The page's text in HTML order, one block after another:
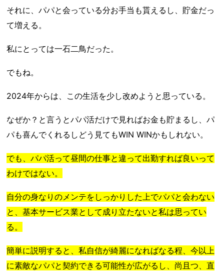
それに、パパと会っている分お手当も貰えるし、貯金だっ
て増える。
私にとっては一石二鳥だった。
でもね。
2024年からは、この生活を少し改めようと思っている。
なぜか？と言うとパパ活だけで見ればお金も貯まるし、パ
パも喜んでくれるしどう見てもWIN WINかもしれない。
でも、パパ活って昼間の仕事と違って出勤すれば良いって
わけではない。
自分の身なりのメンテをしっかりした上でパパと会わない
と、基本サービス業として成り立たないと私は思ってい
る。
簡単に説明すると、私自信が綺麗になればなる程、今以上
に素敵なパパと契約できる可能性が広がるし、尚且つ、直